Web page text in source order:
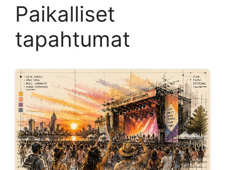
Paikalliset
tapahtumat